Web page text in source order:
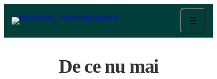
De ce nu mai